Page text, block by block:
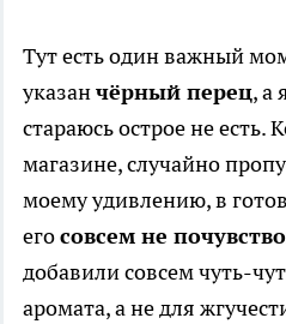
Тут есть один важный
указанчёрный перец, а
стараюсь острое не есть.
магазине, случайно
моему удивлению, в
егосовсем не
добавили совсем чуть-
аромата, а не для